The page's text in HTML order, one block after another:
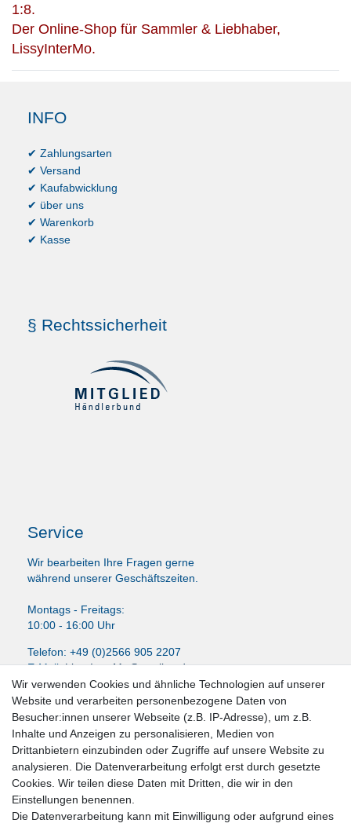
1:8.
Der Online-Shop für Sammler & Liebhaber,
LissyInterMo.
INFO
✔ Zahlungsarten
✔ Versand
✔ Kaufabwicklung
✔ über uns
✔ Warenkorb
✔ Kasse
§ Rechtssicherheit
Service
Wir bearbeiten Ihre Fragen gerne
während unserer Geschäftszeiten.
Montags - Freitags:
10:00 - 16:00 Uhr
Telefon: +49 (0)2566 905 2207
E-Mail:LissyInterMo@t-online.de
News-Letter abonieren
VORNAME NACHNAME
E-MAIL **
Newsletter
Wir verwenden Cookies und ähnliche Technologien auf unserer
Website und verarbeiten personenbezogene Daten von
Besucher:innen unserer Webseite (z.B. IP-Adresse), um z.B.
Inhalte und Anzeigen zu personalisieren, Medien von
Drittanbietern einzubinden oder Zugriffe auf unsere Website zu
analysieren. Die Datenverarbeitung erfolgt erst durch gesetzte
Cookies. Wir teilen diese Daten mit Dritten, die wir in den
Einstellungen benennen.
Die Datenverarbeitung kann mit Einwilligung oder aufgrund eines